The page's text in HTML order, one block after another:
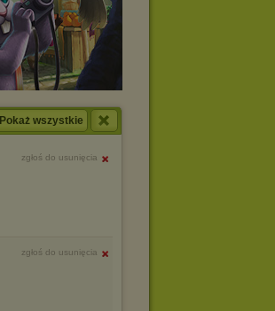
Pokaż wszystkie
zgłoś do usunięcia
zgłoś do usunięcia